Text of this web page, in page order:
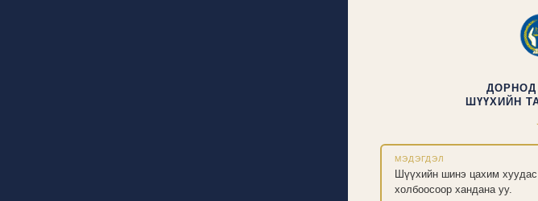
ДОРНОД
ШҮҮХИЙН
МЭДЭГДЭЛ
Шүүхийн шинэ цахим
холбоосоор хандана уу.